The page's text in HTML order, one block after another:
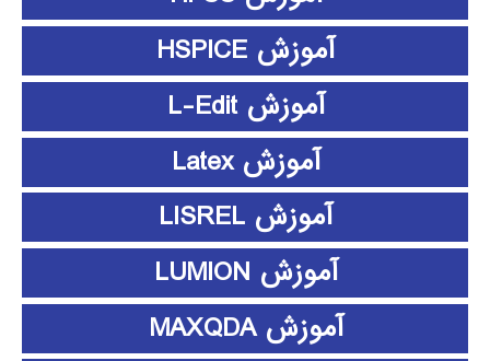
آموزش HSPICE
آموزش L-Edit
آموزش Latex
آموزش LISREL
آموزش LUMION
آموزش MAXQDA